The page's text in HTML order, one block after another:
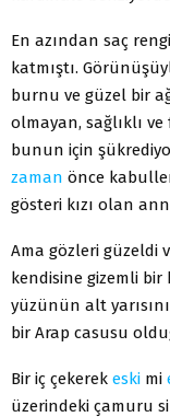
En azından saç
kat­mıştı.
burnu ve güzel bir
olmayan, sağlıklı
bunun için
zaman önce
gösteri kızı olan
Ama gözleri güzeldi
ken­disine gizemli bir
yüzünün alt
bir Arap casusu
Bir iç çekerek eski mi
üzerindeki çamuru